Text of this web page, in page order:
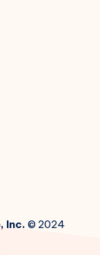
Inc. © 2024